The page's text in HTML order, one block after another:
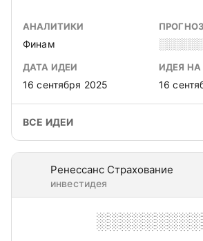
АНАЛИТИКИ
Финам
ДАТА ИДЕИ
16 сентября 2025
ИДЕЯ
16
ВСЕ ИДЕИ
Ренессанс Страхование
инвестидея